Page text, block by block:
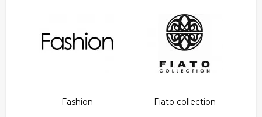
Fashion Fiato collection